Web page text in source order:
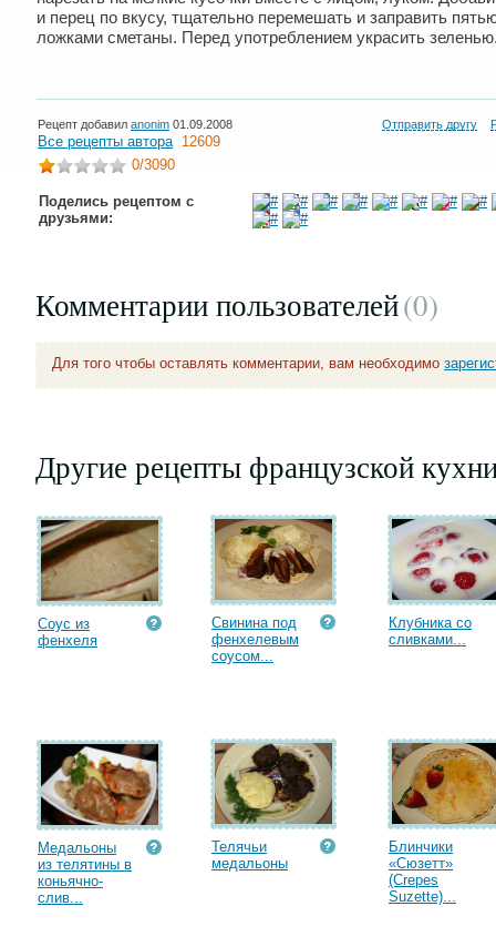
и перец по вкусу, тщательно перемешать и заправить
ложками сметаны. Перед употреблением украсить
Рецепт добавил anonim 01.09.2008 Отправить другу
Все рецепты автора 12609
0/3090
Поделись рецептом с
друзьями:
Комментарии пользователей(0)
Для того чтобы оставлять комментарии, вам необходимо
Другие рецепты французской
Соус из
фенхеля
Свинина под
фенхелевым
соусом...
Клубника со
сливками...
Медальоны
из телятины в
коньячно-
слив...
Телячьи
медальоны
Блинчики
«Сюзетт»
(Crepes
Suzette)...